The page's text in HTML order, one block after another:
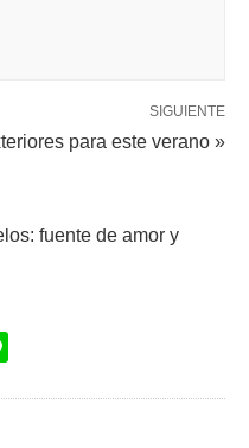
SIGUIENTE
para este verano »
fuente de amor y